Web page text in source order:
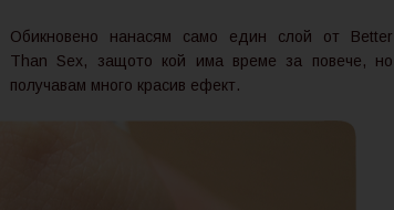
Обикновено нанасям само един слой от Better
Than Sex, защото кой има време за повече, но
получавам много красив ефект.